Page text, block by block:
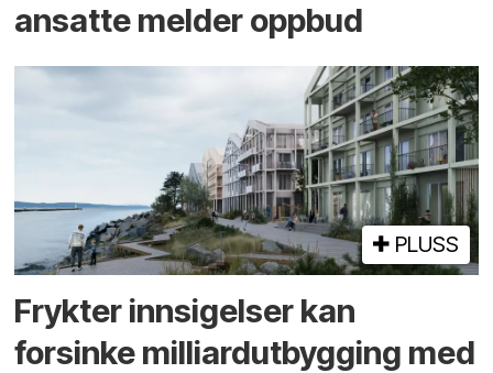
ansatte melder oppbud
PLUSS
Frykter innsigelser kan
forsinke milliard­utbygging med